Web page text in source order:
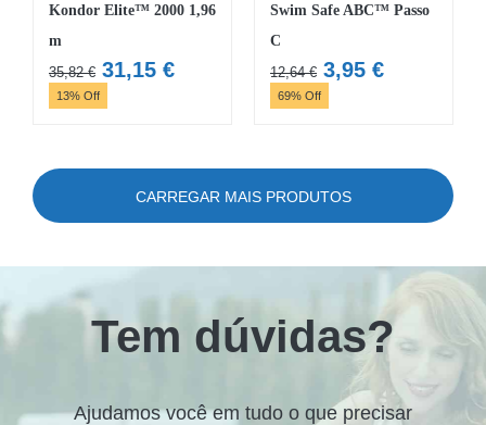
Kondor Elite™ 2000 1,96
m
35,82€ O
35,82 €.
31,15 €O
31,15 €.
13% Off
Swim Safe ABC™ Passo
C
12,64€ O
12,64 €.
3,95 €O
3,95 €.
69% Off
CARREGAR MAIS PRODUTOS
Tem dúvidas?
Ajudamos você em tudo o que precisar